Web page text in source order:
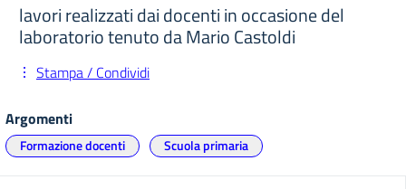
lavori realizzati dai docenti in occasione del
laboratorio tenuto da Mario Castoldi
Stampa / Condividi
Argomenti
Formazione docenti Scuola primaria